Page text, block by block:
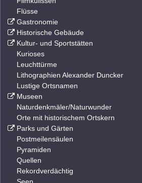
Flüsse
Gastronomie
Historische Gebäude
Kultur- und Sportstätten
Kurioses
Leuchttürme
Lithographien Alexander Duncker
Lustige Ortsnamen
Museen
Naturdenkmäler/Naturwunder
Orte mit historischem Ortskern
Parks und Gärten
Postmeilensäulen
Pyramiden
Quellen
Rekordverdächtig